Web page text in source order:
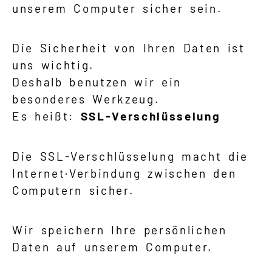
unserem Computer sicher sein.
Die Sicherheit von Ihren Daten ist
uns wichtig.
Deshalb benutzen wir ein
besonderes Werkzeug.
Es heißt: SSL-Verschlüsselung
Die SSL-Verschlüsselung macht die
Internet·Verbindung zwischen den
Computern sicher.
Wir speichern Ihre persönlichen
Daten auf unserem Computer.